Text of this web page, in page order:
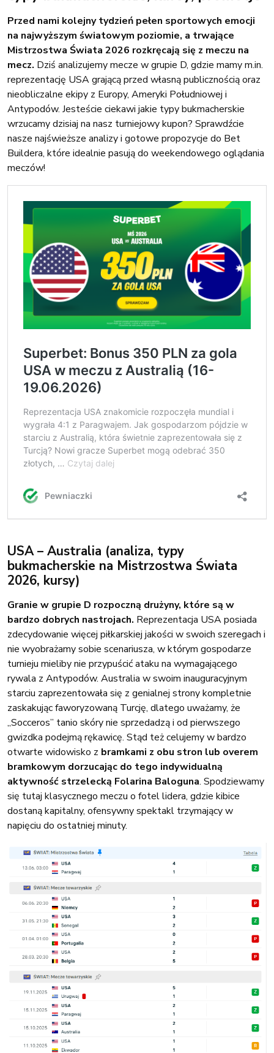
Przed nami kolejny tydzień pełen sportowych emocji
na najwyższym światowym poziomie, a trwające
Mistrzostwa Świata 2026 rozkręcają się z meczu na
mecz. Dziś analizujemy mecze w grupie D, gdzie mamy m.in.
reprezentację USA grającą przed własną publicznością oraz
nieobliczalne ekipy z Europy, Ameryki Południowej i
Antypodów. Jesteście ciekawi jakie typy bukmacherskie
wrzucamy dzisiaj na nasz turniejowy kupon? Sprawdźcie
nasze najświeższe analizy i gotowe propozycje do Bet
Buildera, które idealnie pasują do weekendowego oglądania
meczów!
USA – Australia (analiza, typy
bukmacherskie na Mistrzostwa Świata
2026, kursy)
Granie w grupie D rozpoczną drużyny, które są w
bardzo dobrych nastrojach. Reprezentacja USA posiada
zdecydowanie więcej piłkarskiej jakości w swoich szeregach i
nie wyobrażamy sobie scenariusza, w którym gospodarze
turnieju mieliby nie przypuścić ataku na wymagającego
rywala z Antypodów. Australia w swoim inauguracyjnym
starciu zaprezentowała się z genialnej strony kompletnie
zaskakując faworyzowaną Turcję, dlatego uważamy, że
„Socceros” tanio skóry nie sprzedadzą i od pierwszego
gwizdka podejmą rękawicę. Stąd też celujemy w bardzo
otwarte widowisko z bramkami z obu stron lub overem
bramkowym dorzucając do tego indywidualną
aktywność strzelecką Folarina Baloguna. Spodziewamy
się tutaj klasycznego meczu o fotel lidera, gdzie kibice
dostaną kapitalny, ofensywny spektakl trzymający w
napięciu do ostatniej minuty.